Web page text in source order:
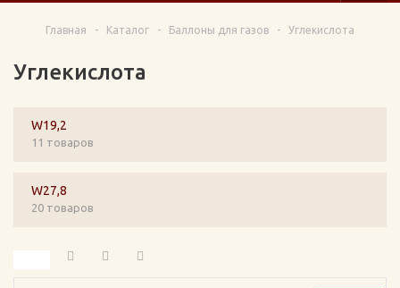
Главная - Каталог - Баллоны для газов - Углекислота
Углекислота
W19,2
11 товаров
W27,8
20 товаров